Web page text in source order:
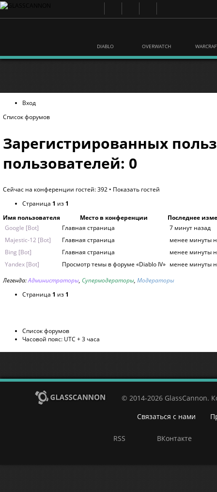
DIABLO OVERWATCH
Вход
Список форумов
Зарегистрированных
пользователей: 0
Сейчас на конференции гостей: 392 • Показать гостей
Страница 1 из 1
Имя пользователя
Место в конференции
Последнее
Google [Bot]
Главная страница
7 минут назад
Majestic-12 [Bot]
Главная страница
менее минуты
Bing [Bot]
Главная страница
менее минуты
Yandex [Bot]
Просмотр темы в форуме «Diablo IV» менее минуты
Легенда:Администраторы, Супермодераторы, Модераторы
Страница 1 из 1
Список форумов
Часовой пояс: UTC + 3 часа
© 2014-2026 GlassCannon.
Связаться с нами
RSS ВКонтакте